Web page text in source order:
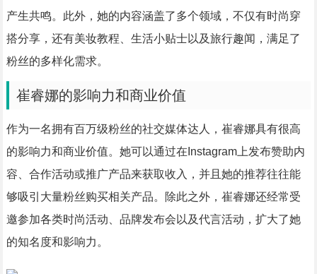
产生共鸣。此外，她的内容涵盖了多个领域，不仅有时尚穿
搭分享，还有美妆教程、生活小贴士以及旅行趣闻，满足了
粉丝的多样化需求。
崔睿娜的影响力和商业价值
作为一名拥有百万级粉丝的社交媒体达人，崔睿娜具有很高
的影响力和商业价值。她可以通过在Instagram上发布赞助内
容、合作活动或推广产品来获取收入，并且她的推荐往往能
够吸引大量粉丝购买相关产品。除此之外，崔睿娜还经常受
邀参加各类时尚活动、品牌发布会以及代言活动，扩大了她
的知名度和影响力。